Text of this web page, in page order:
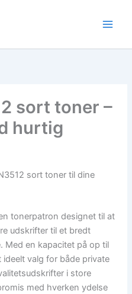
sort toner –
hurtig
sort toner til dine
tonerpatron designet til at
udskrifter til et bredt
Med en kapacitet på op til
valg for både private
i store
med hverken ydelse